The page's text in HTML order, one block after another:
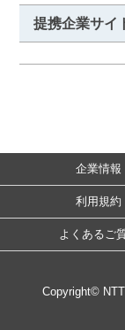
提携企業サイ
企業情報
利用規約
よくあるご
Copyright©